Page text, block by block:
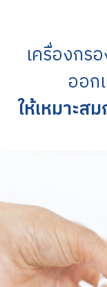
เครื่องกร
ออ
ให้เหมาะส